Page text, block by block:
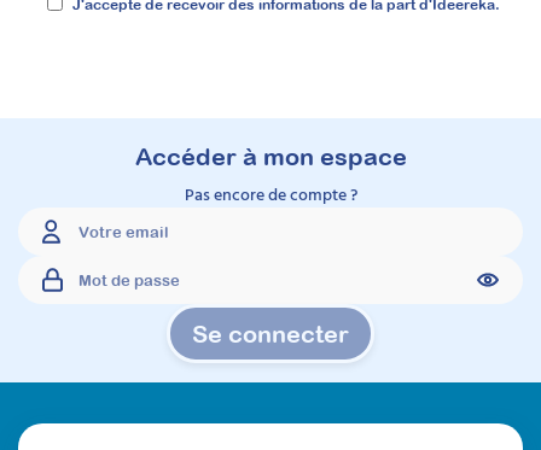
d’accompagnement pour
des adultes avec TSA
Cette formation pratique permet d’avoir une
méthodologie de pratique qui peut être
transposable à différents outils de
médiations, en tenant compte des centres
d’intérêt de l'adulte autiste.
Durée 10h réparties sur 4 semaines
J'accepte de recevoir des informations de la part d'Ideereka.
Accéder à mon espace
Pas encore de compte ?
Se connecter